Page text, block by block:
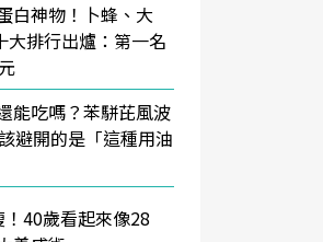
白神物！卜蜂、大
大排行出爐：第一名
能吃嗎？苯駢芘風波
避開的是「這種用油
40歲看起來像28